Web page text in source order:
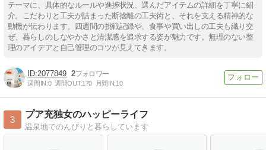
テーマに、具体的なルールや進捗状況、選んだアイテムの詳細を丁寧に紹
介。こだわりと工夫が詰まった断捨離の工夫術と、それを支える精神的な
動機が伝わります。四週間の挑戦記録や、食事や買い出しの工夫も織り交
ぜ、暮らしのしなやかさと清潔感を追求する姿が魅力です。無理のない整
理のアイデアと自己管理のコツが見えてきます。
2077849 2
週間IN:0 週間OUT:170 月間IN:10
3
プア充独女のハッピーライフ
温泉地でのんびりと暮らしています